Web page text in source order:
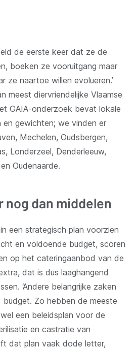
de eerste keer dat ze de
boeken ze vooruitgang maar
ze naartoe willen evolueren.’
meest diervriendelijke Vlaamse
GAIA-onderzoek bevat lokale
en gewichten; we vinden er
Mechelen, Oudsbergen,
Londerzeel, Denderleeuw,
Oudenaarde.
nog dan middelen
een strategisch plan voorzien
en voldoende budget, scoren
op het cateringaanbod van de
dat is dus laaghangend
‘Andere belangrijke zaken
budget. Zo hebben de meeste
een beleidsplan voor de
en castratie van
dat plan vaak dode letter,